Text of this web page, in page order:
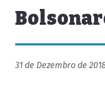
31 de Dezembro de